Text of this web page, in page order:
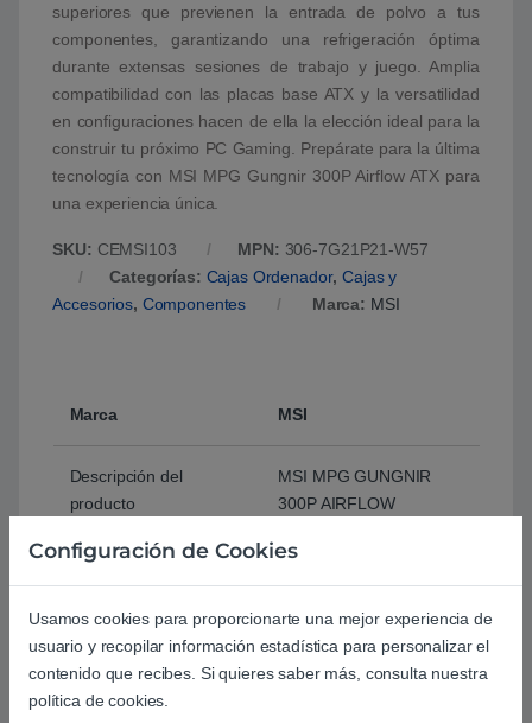
superiores que previenen la entrada de polvo a tus
componentes, garantizando una refrigeración óptima
durante extensas sesiones de trabajo y juego. Amplia
compatibilidad con las placas base ATX y la versatilidad
en configuraciones hacen de ella la elección ideal para la
construir tu próximo PC Gaming. Prepárate para la última
tecnología con MSI MPG Gungnir 300P Airflow ATX para
una experiencia única.
SKU: CEMSI103 MPN: 306-7G21P21-W57
Categorías: Cajas Ordenador,Cajas y
Accesorios, Componentes Marca: MSI
Marca MSI
Descripción del
producto
MSI MPG GUNGNIR
300P AIRFLOW
Midi Tower
Tipo de producto Caja
Modelo 4711377103862
Configuración de Cookies
Usamos cookies para proporcionarte una mejor experiencia de
usuario y recopilar información estadística para personalizar el
contenido que recibes. Si quieres saber más, consulta nuestra
política de cookies.